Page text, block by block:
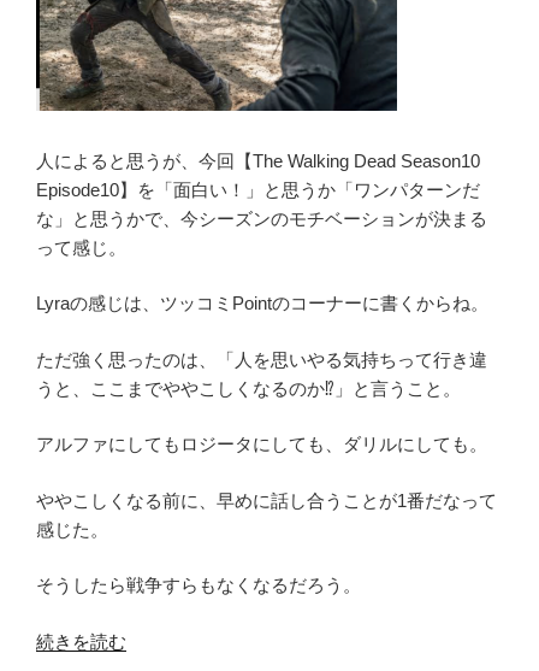
ネ
タ
バ
レ
ッ
コ
ミ
ポ
ン
「寸
止
KISS
ユ
ー
ー
ク
人によると思うが、今回【The Walking Dead Season10
Episode10】を「面白い！」と思うか「ワンパターンだ
な」と思うかで、今シーズンのモチベーションが決まる
って感じ。
Lyraの感じは、ツッコミPointのコーナーに書くからね。
ただ強く思ったのは、「人を思いやる気持ちって行き違
うと、ここまでややこしくなるのか⁉︎」と言うこと。
アルファにしてもロジータにしても、ダリルにしても。
ややこしくなる前に、早めに話し合うことが1番だなって
感じた。
そうしたら戦争すらもなくなるだろう。
“ウ
続きを読む